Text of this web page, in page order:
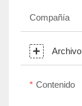
Compañía
Archivo
Contenido